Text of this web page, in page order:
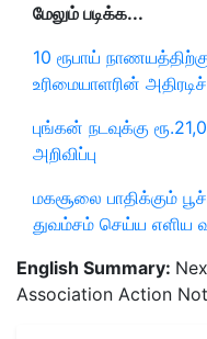
மேலும் படிக்க...
10 ரூபாய்
உரிமையாளரின்
புங்கன் நடவுக்கு
அறிவிப்பு
மகசூலை பாதிக்கும்
துவம்சம் செய்ய எளிய
English Summary:
Association Action